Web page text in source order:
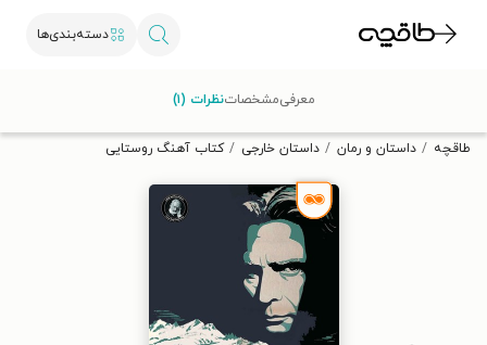
دسته‌بندی‌ها
تخفیف از طاقچه دریافت کن.
طاقچه داستان و رمان داستان خارجی کتاب آهنگ روستایی
معرفیمشخصاتنظرات (۱)